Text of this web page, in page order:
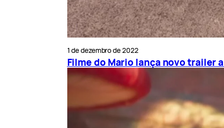
1 de dezembro de 2022
Filme do Mario lança novo trailer